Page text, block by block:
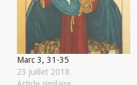
Marc 3, 31-35
23 juillet 2018